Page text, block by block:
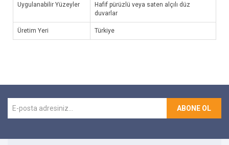
Uygulanabilir Yüzeyler
Hafif pürüzlü veya saten alçılı düz
duvarlar
Üretim Yeri Türkiye
ABONE OL